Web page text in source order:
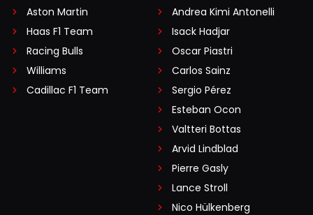
Aston Martin
Haas F1 Team
Racing Bulls
Williams
Cadillac F1 Team
Andrea Kimi Antonelli
Isack Hadjar
Oscar Piastri
Carlos Sainz
Sergio Pérez
Esteban Ocon
Valtteri Bottas
Arvid Lindblad
Pierre Gasly
Lance Stroll
Nico Hülkenberg